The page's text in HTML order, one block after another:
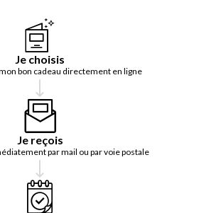
Je choisis
bon cadeau directement en ligne
Je reçois
par mail ou par voie postale